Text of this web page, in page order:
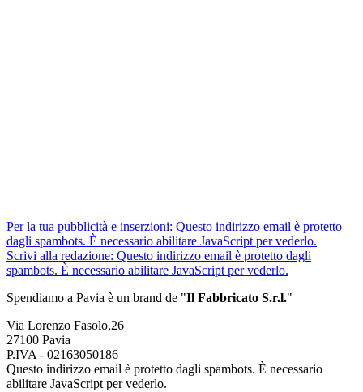
Per la tua pubblicità e inserzioni: Questo indirizzo email è protetto
dagli spambots. È necessario abilitare JavaScript per vederlo.
Scrivi alla redazione: Questo indirizzo email è protetto dagli
spambots. È necessario abilitare JavaScript per vederlo.
Spendiamo a Pavia è un brand de "Il Fabbricato S.r.l."
Via Lorenzo Fasolo,26
27100 Pavia
P.IVA - 02163050186
Questo indirizzo email è protetto dagli spambots. È necessario
abilitare JavaScript per vederlo.